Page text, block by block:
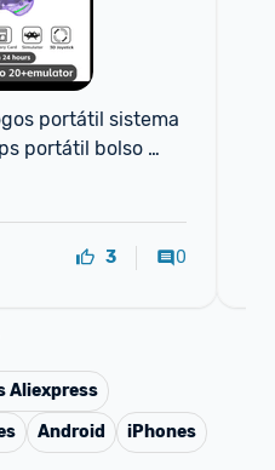
portátil sistema
portátil bolso
3 0
Aliexpress
Android
iPhones